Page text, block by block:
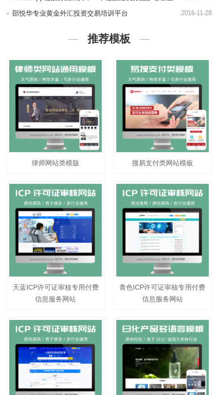
邵悦华专业黄金外汇投资交易培训平台 2016-11-28
推荐模板
律师网站类模版 搜易支付类网站模板
天蓝ICP许可证审核专用付费
信息服务网站
青色ICP许可证审核专用付费
信息服务网站